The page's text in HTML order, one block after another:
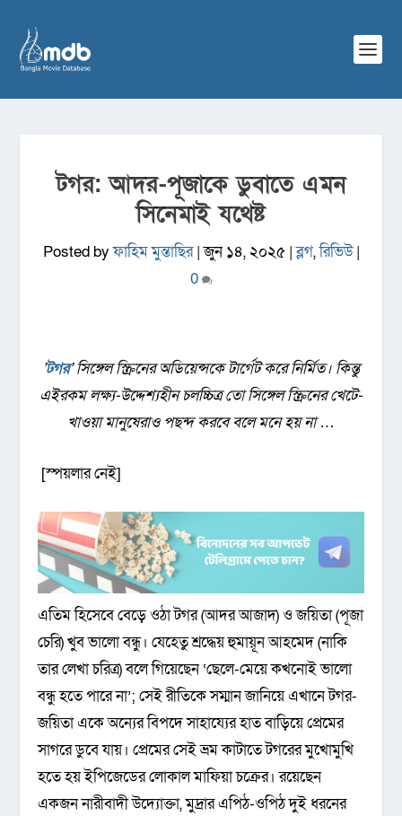
টগর: আদর-পূজাকে ডুবাতে এমন
সিনেমাই যথেষ্ট
Posted byফাহিম মুন্তাছির|জুন ১৪, ২০২৫|ব্লগ,রিভিউ|
0
‘টগর’ সিঙ্গেল স্ক্রিনের অডিয়েন্সকে টার্গেট করে নির্মিত। কিন্তু
এইরকম লক্ষ্য-উদ্দেশ্যহীন চলচ্চিত্র তো সিঙ্গেল স্ক্রিনের খেটে-
খাওয়া মানুষেরাও পছন্দ করবে বলে মনে হয় না…
[স্পয়লার নেই]
এতিম হিসেবে বেড়ে ওঠা টগর (আদর আজাদ) ও জয়িতা (পূজা
চেরি) খুব ভালো বন্ধু। যেহেতু শ্রদ্ধেয় হুমায়ূন আহমেদ (নাকি
তার লেখা চরিত্র) বলে গিয়েছেন ‘ছেলে-মেয়ে কখনোই ভালো
বন্ধু হতে পারে না’; সেই রীতিকে সম্মান জানিয়ে এখানে টগর-
জয়িতা একে অন্যের বিপদে সাহায্যের হাত বাড়িয়ে প্রেমের
সাগরে ডুবে যায়। প্রেমের সেই ভ্রম কাটাতে টগরের মুখোমুখি
হতে হয় ইপিজেডের লোকাল মাফিয়া চক্রের। রয়েছেন
একজন নারীবাদী উদ্যোক্তা, মুদ্রার এপিঠ-ওপিঠ দুই ধরনের